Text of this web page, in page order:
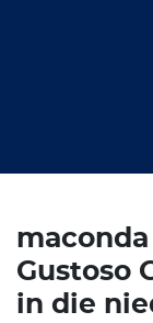
Gustoso
in die